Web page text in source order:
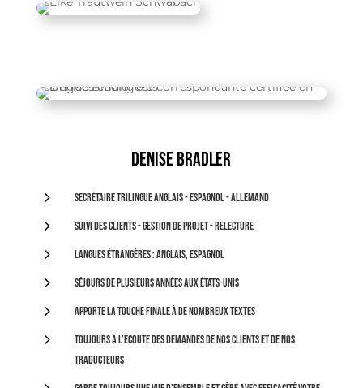
Denise Bradler
5 Secrétaire trilingue anglais - espagnol - allemand
5 Suivi des clients - gestion de projet - relecture
5 Langues étrangères : anglais, espagnol
5 Séjours de plusieurs années aux États-Unis
5 Apporte la touche finale à de nombreux textes
5
Toujours à l’écoute des demandes de nos clients et de nos
traducteurs